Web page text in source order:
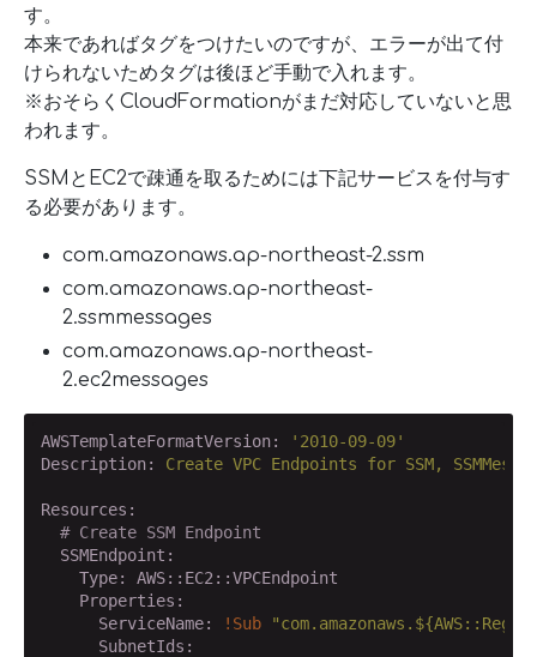
す。
本来であればタグをつけたいのですが、エラーが出て付
けられないためタグは後ほど手動で入れます。
※おそらくCloudFormationがまだ対応していないと思
われます。
SSMとEC2で疎通を取るためには下記サービスを付与す
る必要があります。
com.amazonaws.ap-northeast-2.ssm
com.amazonaws.ap-northeast-
2.ssmmessages
com.amazonaws.ap-northeast-
2.ec2messages
AWSTemplateFormatVersion:
'2010-09-09'
Description:
Create VPC Endpoints for SSM,
Resources:
# Create SSM Endpoint
  SSMEndpoint:
    Type:
AWS::EC2::VPCEndpoint
    Properties:
      ServiceName:
!Sub
      SubnetIds: